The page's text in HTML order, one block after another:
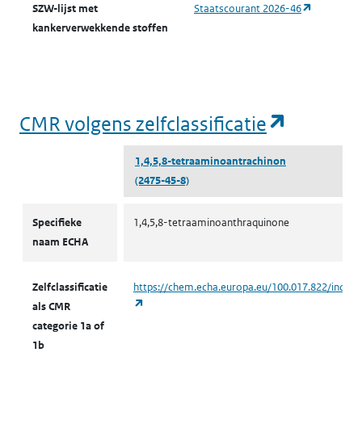
SZW-lijst met
kankerverwekkende stoffen
Staatscourant 2026-46
CMR volgens zelfclassificatie
1,4,5,8-tetraaminoantrachinon
(2475-45-8)
Specifieke
naam ECHA
1,4,5,8-tetraaminoanthraquinone
Zelfclassificatie
als CMR
categorie 1a of
1b
https://chem.echa.europa.eu/100.017.822/